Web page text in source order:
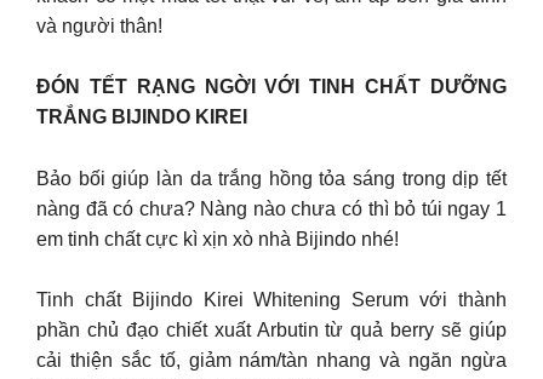
và người thân!
ĐÓN TẾT RẠNG NGỜI VỚI TINH CHẤT DƯỠNG
TRẮNG BIJINDO KIREI
Bảo bối giúp làn da trắng hồng tỏa sáng trong dịp tết
nàng đã có chưa? Nàng nào chưa có thì bỏ túi ngay 1
em tinh chất cực kì xịn xò nhà Bijindo nhé!
Tinh chất Bijindo Kirei Whitening Serum với thành
phần chủ đạo chiết xuất Arbutin từ quả berry sẽ giúp
cải thiện sắc tố, giảm nám/tàn nhang và ngăn ngừa